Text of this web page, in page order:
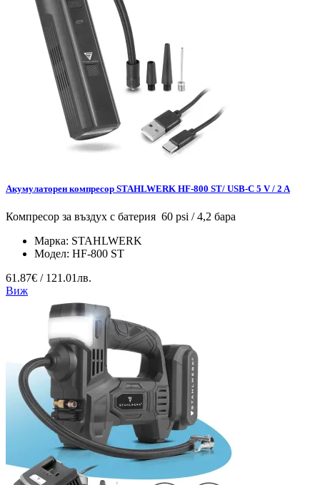
Акумулаторен компресор STAHLWERK HF-800 ST/ USB-C 5 V / 2 A
Компресор за въздух с батерия 60 psi / 4,2 бара
Марка: STAHLWERK
Модел: HF-800 ST
61.87€ / 121.01лв.
Виж